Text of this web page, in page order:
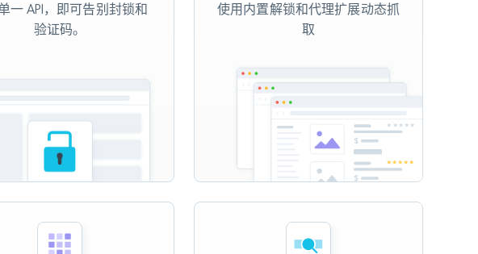
一 API，即可告别封锁和
验证码。
使用内置解锁和代理扩展动态抓
取